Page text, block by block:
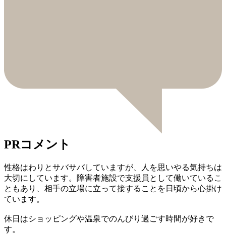
PRコメント
性格はわりとサバサバしていますが、人を思いやる気持ちは
大切にしています。障害者施設で支援員として働いているこ
ともあり、相手の立場に立って接することを日頃から心掛け
ています。
休日はショッピングや温泉でのんびり過ごす時間が好きで
す。